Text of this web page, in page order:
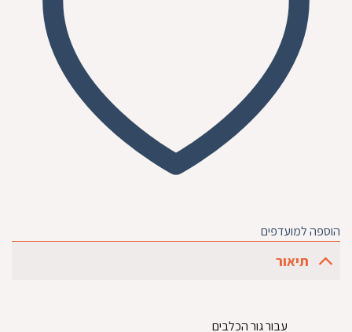
הוספה למועדפים
תיאור
‏עבור גור הכלבים‏